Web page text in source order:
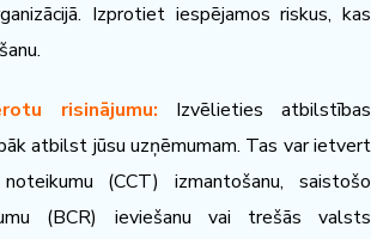
Izprotiet iespējamos riskus, kas
risinājumu: Izvēlieties atbilstības
atbilst jūsu uzņēmumam. Tas var ietvert
(CCT) izmantošanu, saistošo
(BCR) ieviešanu vai trešās valsts